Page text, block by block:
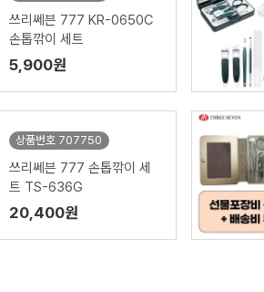
쓰리쎄븐 777 KR-0650C
손톱깎이 세트
5,900원
상품번호 707750
쓰리쎄븐 777 손톱깎이 세
트 TS-636G
20,400원